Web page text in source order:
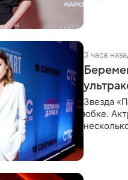
3 часа
Звезда
юбке.